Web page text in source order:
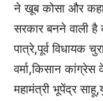
ने खूब कोसा और
सरकार बनने वाली है
पात्रे,पूर्व विधायक
वर्मा,किसान
महामंत्री भूपेंद्र